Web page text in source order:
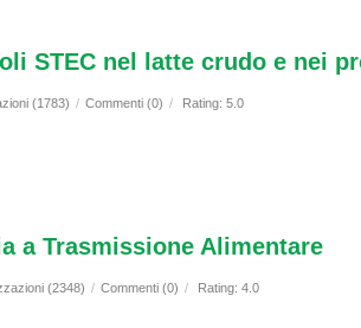
STEC nel latte crudo e nei
(1783) / Commenti (0) / Rating: 5.0
a Trasmissione Alimentare
(2348) / Commenti (0) / Rating: 4.0